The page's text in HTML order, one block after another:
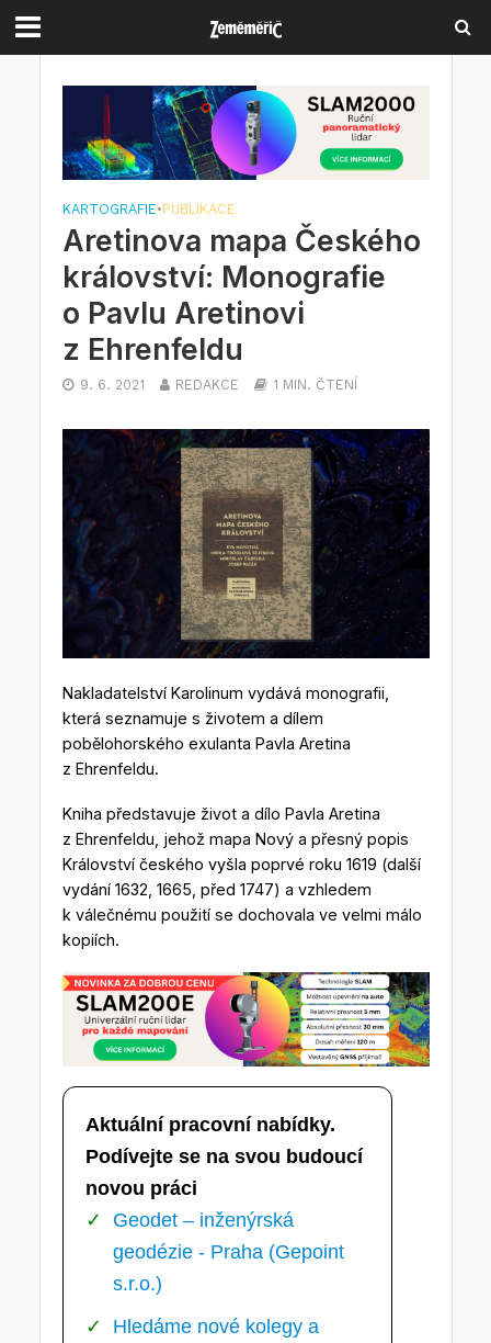
KARTOGRAFIE•PUBLIKACE
Aretinova mapa Českého
království: Monografie
o Pavlu Aretinovi
z Ehrenfeldu
9. 6. 2021 REDAKCE 1 MIN. ČTENÍ
Nakladatelství Karolinum vydává monografii,
která seznamuje s životem a dílem
pobělohorského exulanta Pavla Aretina
z Ehrenfeldu.
Kniha představuje život a dílo Pavla Aretina
z Ehrenfeldu, jehož mapa Nový a přesný popis
Království českého vyšla poprvé roku 1619 (další
vydání 1632, 1665, před 1747) a vzhledem
k válečnému použití se dochovala ve velmi málo
kopiích.
Aktuální pracovní nabídky.
Podívejte se na svou budoucí
novou práci
Geodet – inženýrská
geodézie - Praha (Gepoint
s.r.o.)
Hledáme nové kolegy a